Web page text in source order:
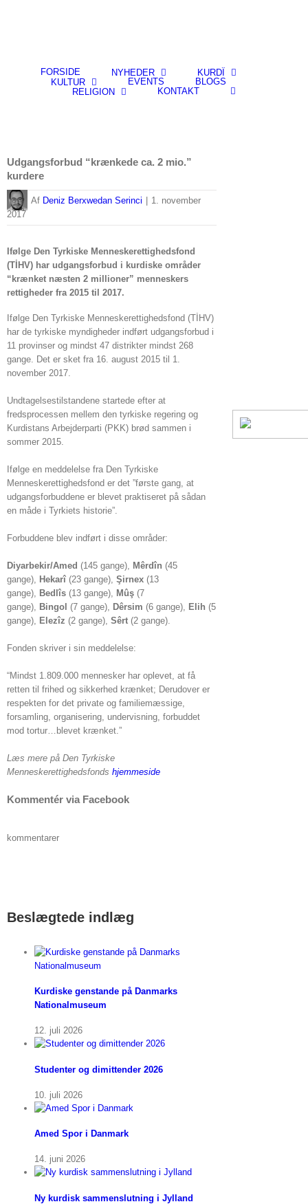
FORSIDE NYHEDER
KURDÎ
KULTUR
EVENTS
BLOGS
RELIGION
KONTAKT
Udgangsforbud “krænkede ca. 2 mio.”
kurdere
By Deniz Berxwedan Serinci
1. november
2017
Ifølge Den Tyrkiske Menneskerettighedsfond
(TİHV) har udgangsforbud i kurdiske områder
“krænket næsten 2 millioner” menneskers
rettigheder fra 2015 til 2017.
Ifølge Den Tyrkiske Menneskerettighedsfond (TİHV)
har de tyrkiske myndigheder indført udgangsforbud i
11 provinser og mindst 47 distrikter mindst 268
gange. Det er sket fra 16. august 2015 til 1.
november 2017.
Undtagelsestilstandene startede efter at
fredsprocessen mellem den tyrkiske regering og
Kurdistans Arbejderparti (PKK) brød sammen i
sommer 2015.
Ifølge en meddelelse fra Den Tyrkiske
Menneskerettighedsfond er det ”første gang, at
udgangsforbuddene er blevet praktiseret på sådan
en måde i Tyrkiets historie”.
Forbuddene blev indført i disse områder:
Diyarbekir/Amed (145 gange), Mêrdîn (45
gange), Hekarî (23 gange), Şirnex (13
gange), Bedlîs (13 gange), Mûş (7
gange), Bingol (7 gange), Dêrsim (6 gange), Elih (5
gange), Elezîz (2 gange), Sêrt (2 gange).
Fonden skriver i sin meddelelse:
“Mindst 1.809.000 mennesker har oplevet, at få
retten til frihed og sikkerhed krænket; Derudover er
respekten for det private og familiemæssige,
forsamling, organisering, undervisning, forbuddet
mod tortur…blevet krænket.”
Læs mere på Den Tyrkiske
Menneskerettighedsfonds hjemmeside
Kommentér via Facebook
kommentarer
Beslægtede indlæg
Kurdiske genstande på Danmarks
Nationalmuseum
12. juli 2026
Studenter og dimittender 2026
10. juli 2026
Amed Spor i Danmark
14. juni 2026
Ny kurdisk sammenslutning i Jylland